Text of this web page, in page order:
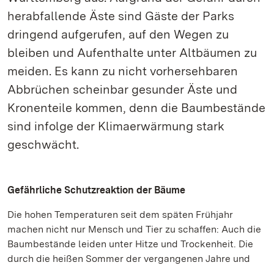
herabfallende Äste sind Gäste der Parks
dringend aufgerufen, auf den Wegen zu
bleiben und Aufenthalte unter Altbäumen zu
meiden. Es kann zu nicht vorhersehbaren
Abbrüchen scheinbar gesunder Äste und
Kronenteile kommen, denn die Baumbestände
sind infolge der Klimaerwärmung stark
geschwächt.
Gefährliche Schutzreaktion der Bäume
Die hohen Temperaturen seit dem späten Frühjahr
machen nicht nur Mensch und Tier zu schaffen: Auch die
Baumbestände leiden unter Hitze und Trockenheit. Die
durch die heißen Sommer der vergangenen Jahre und